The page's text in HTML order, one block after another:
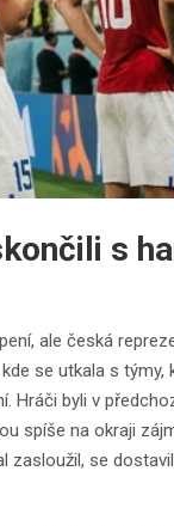
s
ale česká
se utkala s týmy,
Hráči byli v
spíše na okraji
zasloužil, se